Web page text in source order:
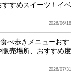
すめスイーツ！イベ
2026/06/18
べ歩きメニューおす
売場所、おすすめ度
2026/07/31